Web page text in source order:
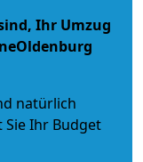
Ihr Umzug
natürlich
Sie Ihr Budget